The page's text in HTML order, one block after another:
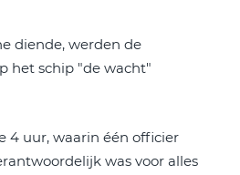
diende, werden de
het schip "de wacht"
4 uur, waarin één officier
was voor alles